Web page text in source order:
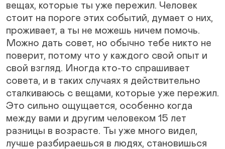
вещах, которые ты уже пережил. Человек
стоит на пороге этих событий, думает о них,
проживает, а ты не можешь ничем помочь.
Можно дать совет, но обычно тебе никто не
поверит, потому что у каждого свой опыт и
свой взгляд. Иногда кто-то спрашивает
совета, и в таких случаях я действительно
сталкиваюсь с вещами, которые уже пережил.
Это сильно ощущается, особенно когда
между вами и другим человеком 15 лет
разницы в возрасте. Ты уже много видел,
лучше разбираешься в людях, становишься